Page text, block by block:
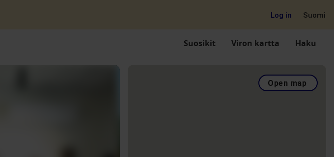
Log in Suomi
Suosikit Viron kartta Haku
Open map